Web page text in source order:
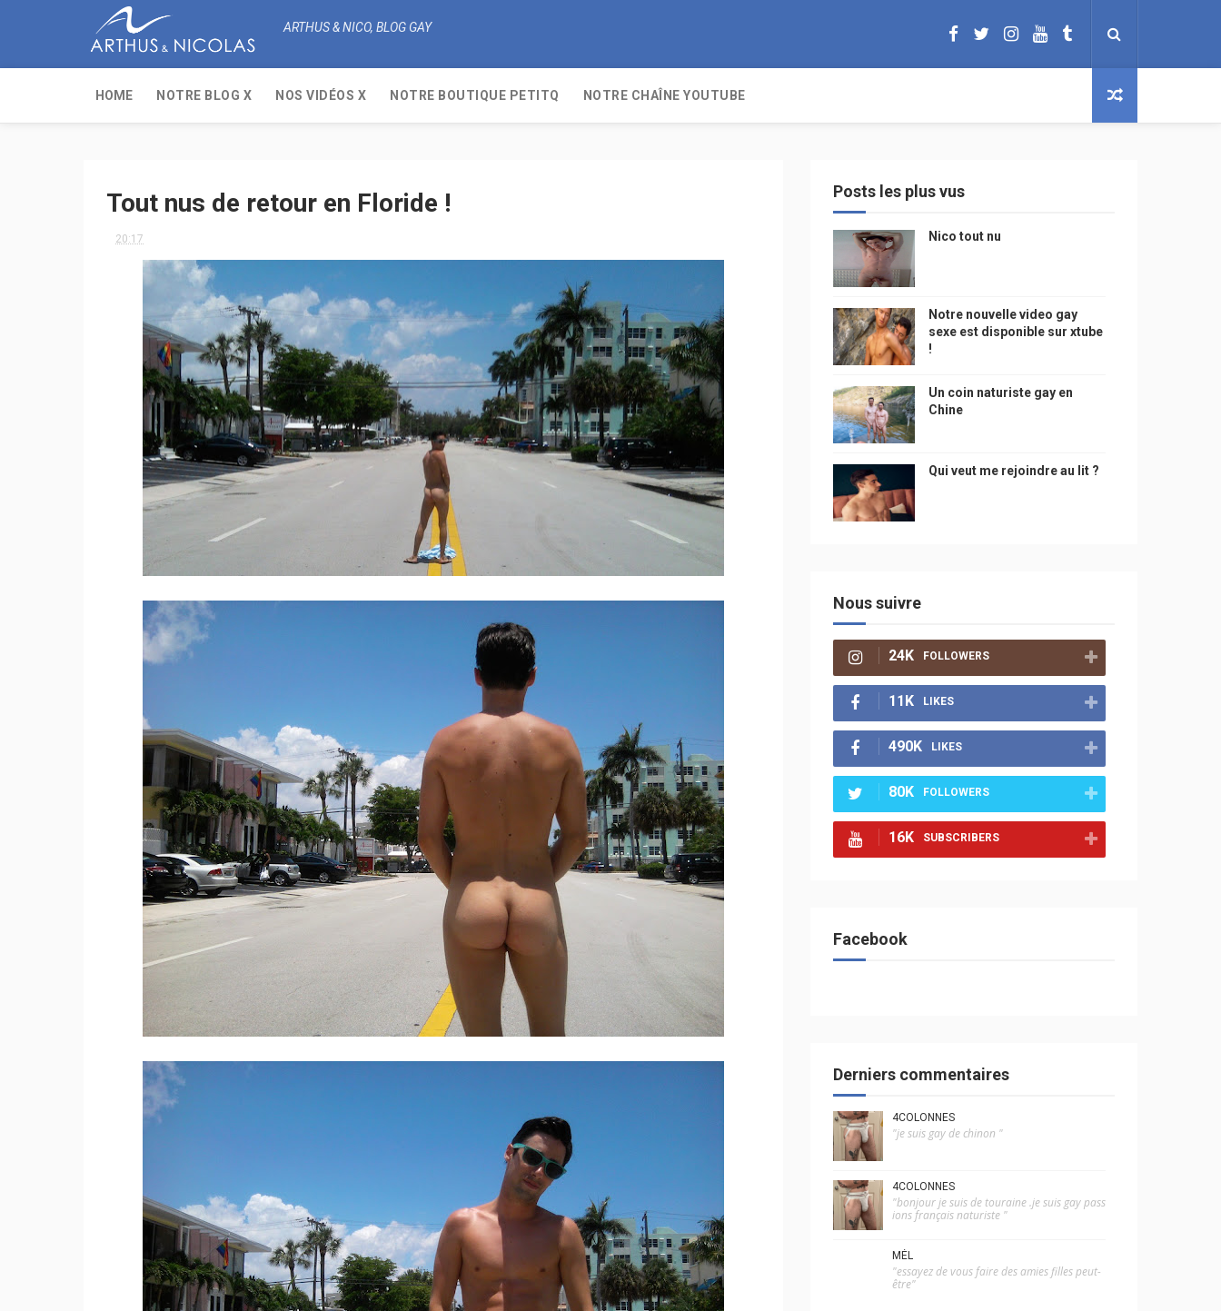
ARTHUS & NICO, BLOG GAY
HOME NOTRE BLOG X NOS VIDÉOS X NOTRE BOUTIQUE PETITQ NOTRE CHAÎNE YOUTUBE
Tout nus de retour en Floride !
20:17
Posts les plus vus
Nico tout nu
Notre nouvelle video gay
sexe est disponible sur xtube
!
Un coin naturiste gay en
Chine
Qui veut me rejoindre au lit ?
Nous suivre
24K FOLLOWERS
11K LIKES
490K LIKES
80K FOLLOWERS
16K SUBSCRIBERS
Facebook
Derniers commentaires
4COLONNES
"je suis gay de chinon "
4COLONNES
"bonjour je suis de touraine .je suis gay pass
ions français naturiste "
MÉL
"essayez de vous faire des amies filles peut-
être"